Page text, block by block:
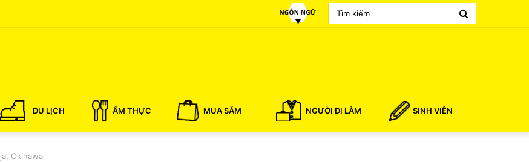
DU LỊCH ẨM THỰC MUA SẮM NGƯỜI ĐI LÀM SINH VIÊN
Okinawa